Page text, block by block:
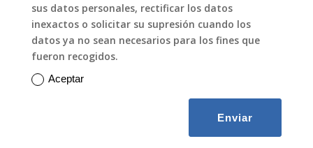
sus datos personales, rectificar los datos
inexactos o solicitar su supresión cuando los
datos ya no sean necesarios para los fines que
fueron recogidos.
Aceptar
Enviar